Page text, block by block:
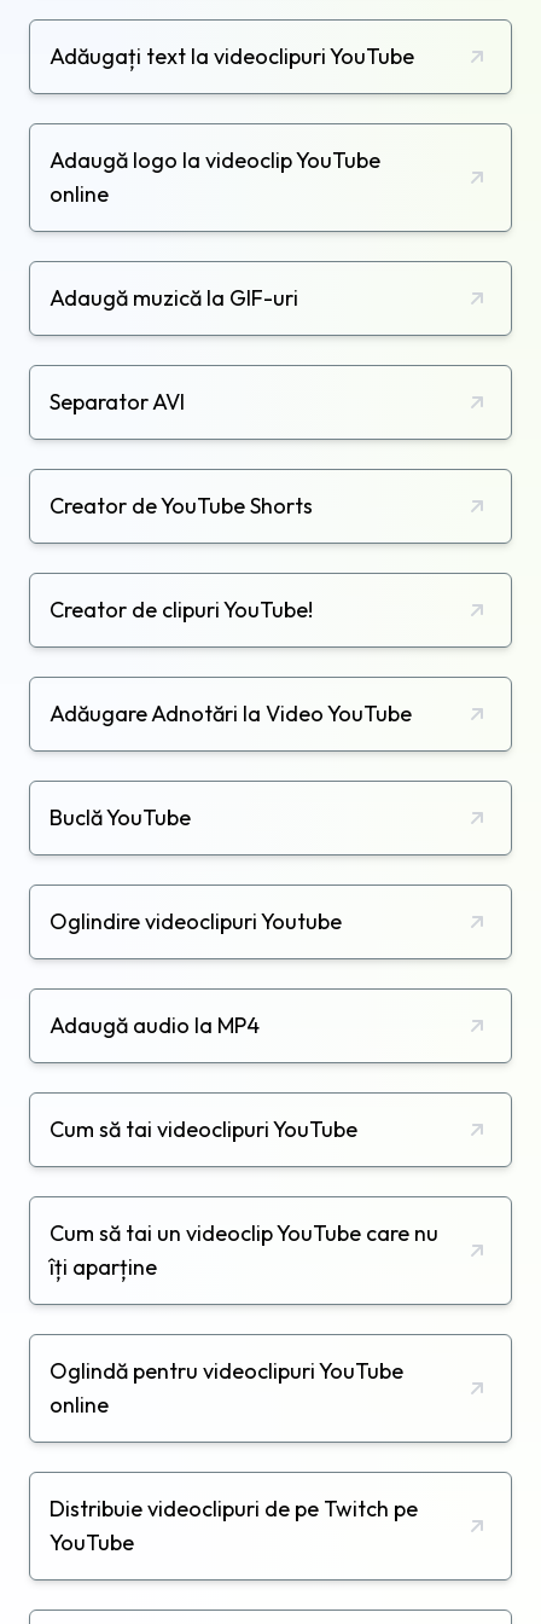
Adăugați text la videoclipuri YouTube
Adaugă logo la videoclip YouTube
online
Adaugă muzică la GIF-uri
Separator AVI
Creator de YouTube Shorts
Creator de clipuri YouTube!
Adăugare Adnotări la Video YouTube
Buclă YouTube
Oglindire videoclipuri Youtube
Adaugă audio la MP4
Cum să tai videoclipuri YouTube
Cum să tai un videoclip YouTube care nu
îți aparține
Oglindă pentru videoclipuri YouTube
online
Distribuie videoclipuri de pe Twitch pe
YouTube